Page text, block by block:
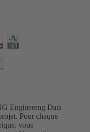
Engineerng Data
Pour chaque
vous